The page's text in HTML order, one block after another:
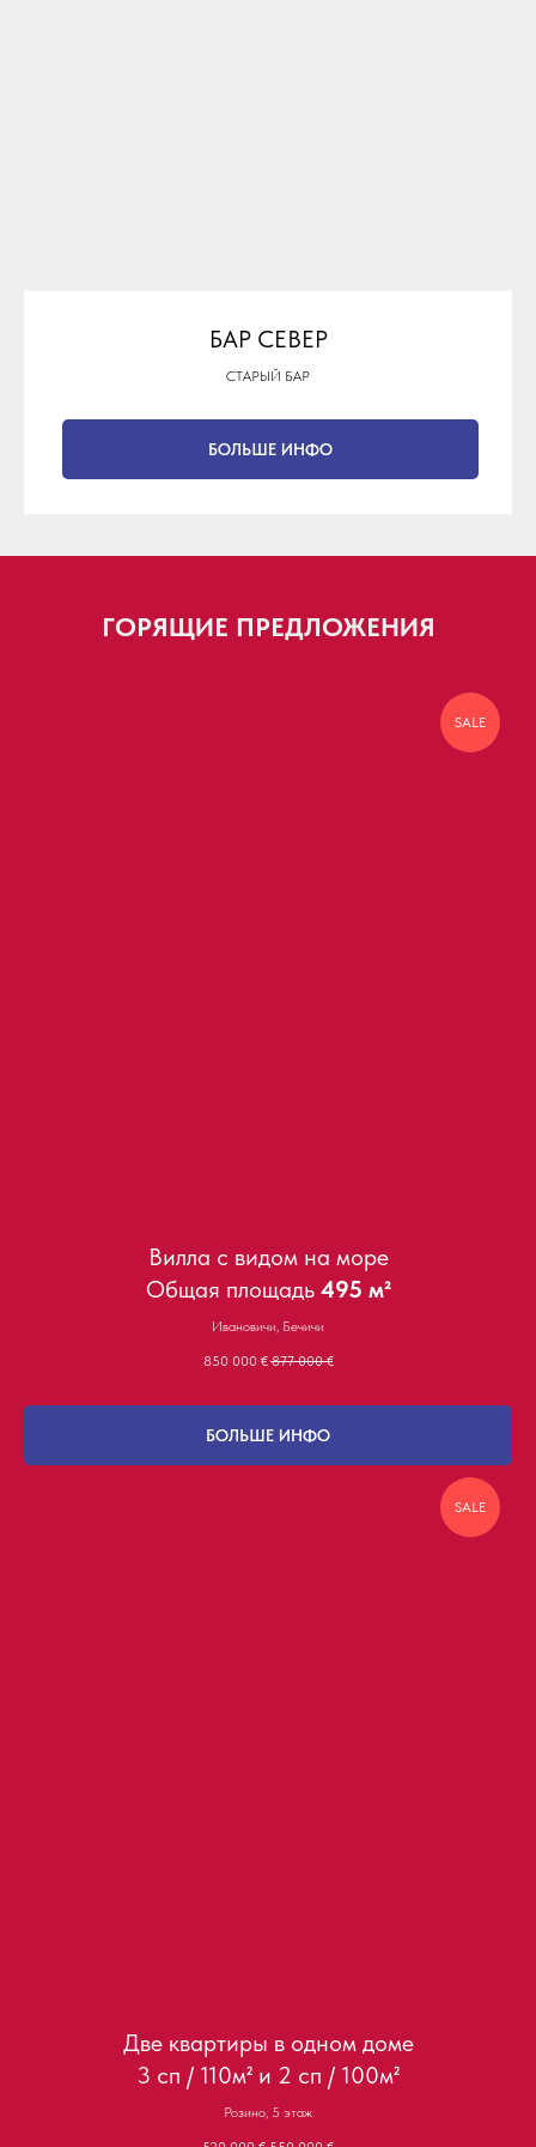
БАР СЕВЕР
СТАРЫЙ БАР
БОЛЬШЕ ИНФО
ГОРЯЩИЕ ПРЕДЛОЖЕНИЯ
SALE
Вилла с видом на море
Общая площадь 495 м²
Ивановичи, Бечичи
850 000 € 877 000 €
БОЛЬШЕ ИНФО
SALE
Две квартиры в одном доме
3 сп / 110м² и 2 сп / 100м²
Розино, 5 этаж